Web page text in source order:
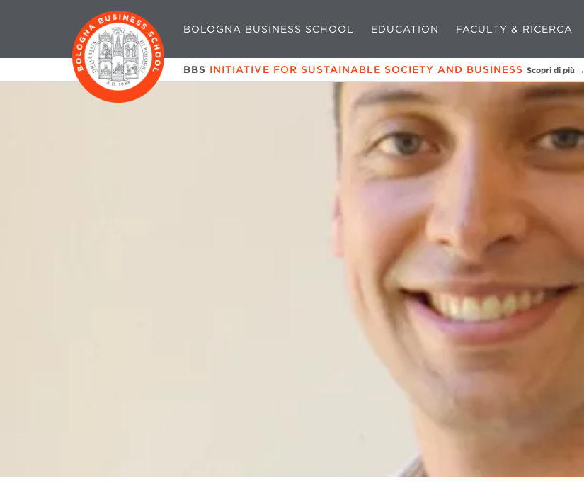
BOLOGNA BUSINESS SCHOOL EDUCATION FACULTY & RICERCA
BBS INITIATIVE FOR SUSTAINABLE SOCIETY AND BUSINESS Scopri di più →